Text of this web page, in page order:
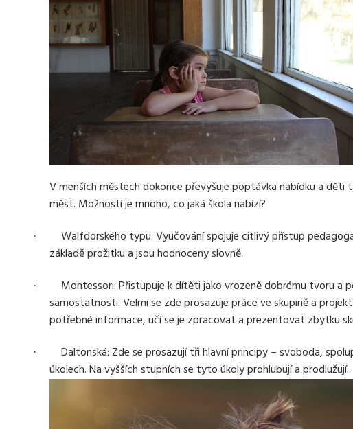
V menších městech dokonce převyšuje poptávka nabídku a
měst. Možností je mnoho, co jaká škola nabízí?
·
Walfdorského typu: Vyučování spojuje citlivý přístup
základě prožitku a jsou hodnoceny slovně.
·
Montessori: Přistupuje k dítěti jako vrozeně dobrému tvoru a
samostatnosti. Velmi se zde prosazuje práce ve skupině a
potřebné informace, učí se je zpracovat a prezentovat zbytku
·
Daltonská: Zde se prosazují tři hlavní principy – svoboda,
úkolech. Na vyšších stupních se tyto úkoly prohlubují a prodlužují.